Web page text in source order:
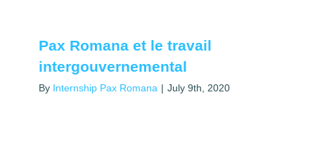
Pax Romana et le travail
intergouvernemental
By Internship Pax Romana | July 9th, 2020